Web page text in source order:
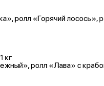
ролл «Горячий
кг
ролл «Лава» с